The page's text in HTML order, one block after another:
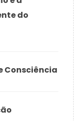
do
Consciência